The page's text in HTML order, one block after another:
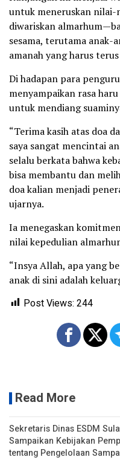
untuk meneruskan nilai-
diwariskan
sesama, terutama anak-
amanah yang harus
Di hadapan para
menyampaikan rasa
untuk mendiang
“Terima kasih atas doa
saya sangat mencintai
selalu berkata bahwa
bisa membantu dan
doa kalian menjadi
ujarnya.
Ia menegaskan
nilai kepedulian
“Insya Allah, apa yang
anak di sini adalah
Post Views: 244
Read More
Sekretaris Dinas ESDM
Sampaikan Kebijakan
tentang Pengelolaan